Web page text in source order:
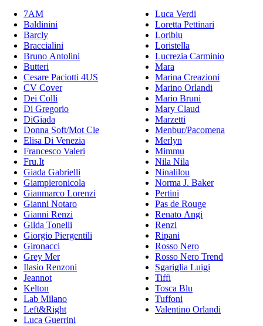
7AM
Baldinini
Barcly
Braccialini
Bruno Antolini
Butteri
Cesare Paciotti 4US
CV Cover
Dei Colli
Di Gregorio
DiGiada
Donna Soft/Mot Cle
Elisa Di Venezia
Francesco Valeri
Fru.It
Giada Gabrielli
Giampieronicola
Gianmarco Lorenzi
Gianni Notaro
Gianni Renzi
Gilda Tonelli
Giorgio Piergentili
Gironacci
Grey Mer
Ilasio Renzoni
Jeannot
Kelton
Lab Milano
Left&Right
Luca Guerrini
Luca Verdi
Loretta Pettinari
Loriblu
Loristella
Lucrezia Carminio
Mara
Marina Creazioni
Marino Orlandi
Mario Bruni
Mary Claud
Marzetti
Menbur/Pacomena
Merlyn
Mimmu
Nila Nila
Ninalilou
Norma J. Baker
Pertini
Pas de Rouge
Renato Angi
Renzi
Ripani
Rosso Nero
Rosso Nero Trend
Sgariglia Luigi
Tiffi
Tosca Blu
Tuffoni
Valentino Orlandi